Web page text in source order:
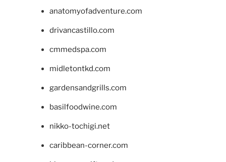
anatomyofadventure.com
drivancastillo.com
cmmedspa.com
midletontkd.com
gardensandgrills.com
basilfoodwine.com
nikko-tochigi.net
caribbean-corner.com